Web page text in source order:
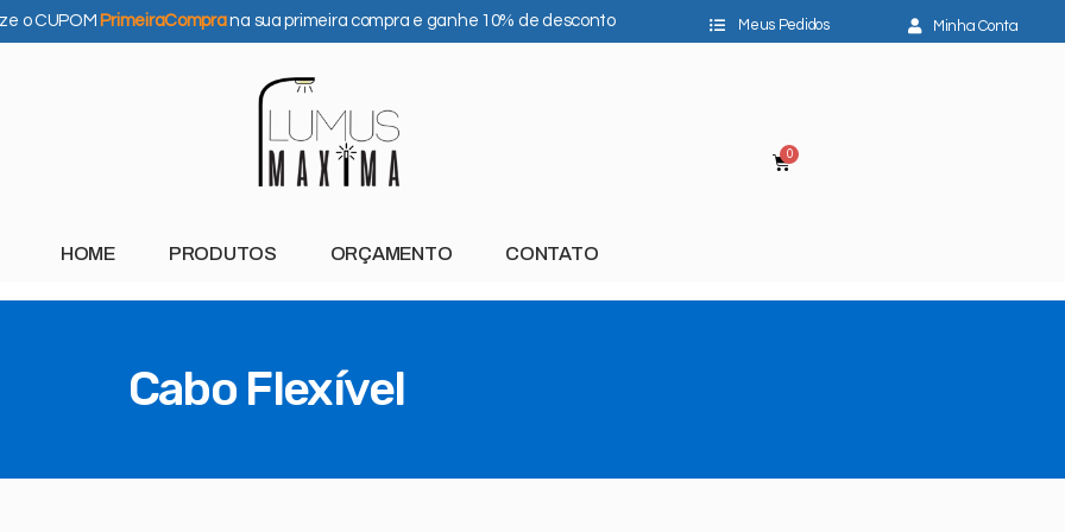
o CUPOM PrimeiraComprana sua primeira compra e ganhe 10% de desconto Meus Pedidos Minha Conta
HOME PRODUTOS ORÇAMENTO CONTATO
Cabo Flexível